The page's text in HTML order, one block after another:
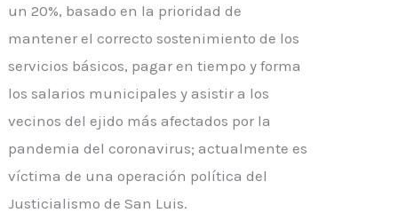
un 20%, basado en la prioridad de
mantener el correcto sostenimiento de los
servicios básicos, pagar en tiempo y forma
los salarios municipales y asistir a los
vecinos del ejido más afectados por la
pandemia del coronavirus; actualmente es
víctima de una operación política del
Justicialismo de San Luis.